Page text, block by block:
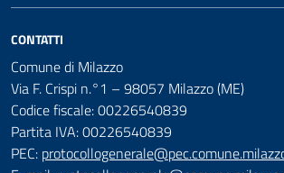
CONTATTI
Comune di Milazzo
Via F. Crispi n.°1 – 98057 Milazzo (ME)
Codice fiscale: 00226540839
Partita IVA: 00226540839
PEC: